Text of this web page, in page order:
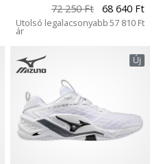
72 250 Ft
68 640 Ft
Utolsó legalacsonyabb
ár
57 810 Ft
Új